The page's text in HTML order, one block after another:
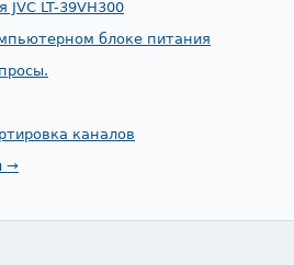
LT-39VH300
блоке питания
каналов
→